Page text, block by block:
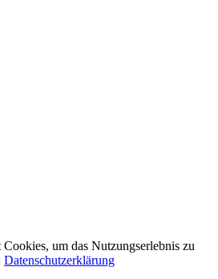
um das Nutzungserlebnis zu
Datenschutzerklärung